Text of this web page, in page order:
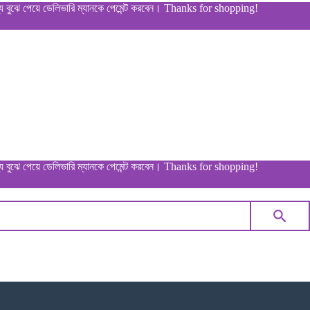
ডেলিভারি ম্যানকে পেমেন্ট করবেন। Thanks for shopping!
ডেলিভারি ম্যানকে পেমেন্ট করবেন। Thanks for shopping!